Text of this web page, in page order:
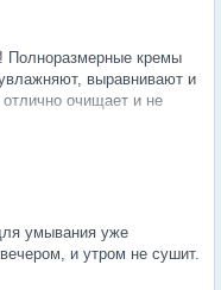
Полноразмерные кремы
выравнивают и
очищает и не
умывания уже
и утром не сушит.